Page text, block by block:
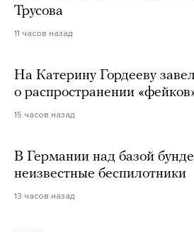
Трусова
11 часов назад
На Катерину Гордееву
о распространении
15 часов назад
В Германии над базой
неизвестные беспилотники
13 часов назад